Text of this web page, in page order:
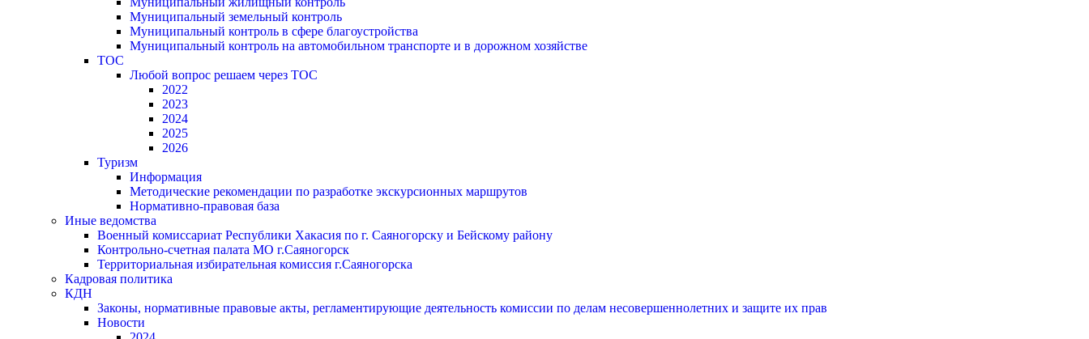
Муниципальный земельный контроль
Муниципальный контроль в сфере благоустройства
Муниципальный контроль на автомобильном транспорте и в дорожном хозяйстве
ТОС
Любой вопрос решаем через ТОС
2022
2023
2024
2025
2026
Туризм
Информация
Методические рекомендации по разработке экскурсионных маршрутов
Нормативно-правовая база
Иные ведомства
Военный комиссариат Республики Хакасия по г. Саяногорску и Бейскому району
Контрольно-счетная палата МО г.Саяногорск
Территориальная избирательная комиссия г.Саяногорска
Кадровая политика
КДН
Законы, нормативные правовые акты, регламентирующие деятельность комиссии по делам несовершеннолетних и защите их прав
Новости